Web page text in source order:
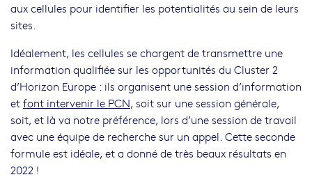
aux cellules pour identifier les potentialités au sein de leurs
sites.
Idéalement, les cellules se chargent de transmettre une
information qualifiée sur les opportunités du Cluster 2
d’Horizon Europe : ils organisent une session d’information
etfont intervenir le PCN, soit sur une session générale,
soit, et là va notre préférence, lors d’une session de travail
avec une équipe de recherche sur un appel. Cette seconde
formule est idéale, et a donné de très beaux résultats en
2022 !